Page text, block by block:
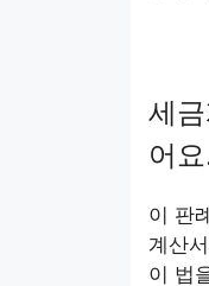
세
어
이 판
계산
이 법